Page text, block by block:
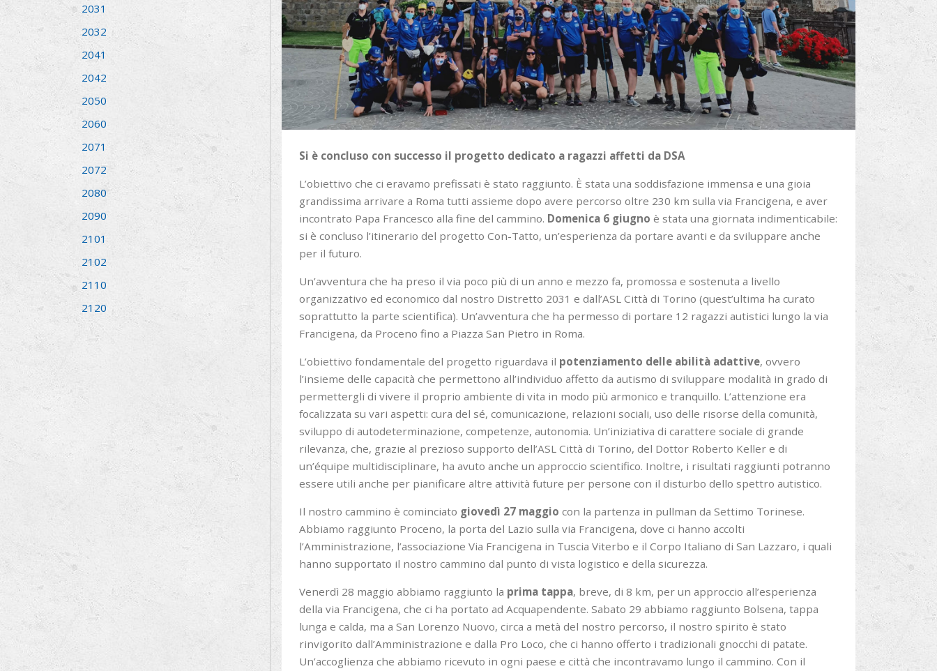
2031
2032
2041
2042
2050
2060
2071
2072
2080
2090
2101
2102
2110
2120
Si è concluso con successo il progetto dedicato a ragazzi affetti da DSA
L’obiettivo che ci eravamo prefissati è stato raggiunto. È stata una soddisfazione immensa e una gioia
grandissima arrivare a Roma tutti assieme dopo avere percorso oltre 230 km sulla via Francigena, e aver
incontrato Papa Francesco alla fine del cammino. Domenica 6 giugno è stata una giornata indimenticabile:
si è concluso l’itinerario del progetto Con-Tatto, un’esperienza da portare avanti e da sviluppare anche
per il futuro.
Un’avventura che ha preso il via poco più di un anno e mezzo fa, promossa e sostenuta a livello
organizzativo ed economico dal nostro Distretto 2031 e dall’ASL Città di Torino (quest’ultima ha curato
soprattutto la parte scientifica). Un’avventura che ha permesso di portare 12 ragazzi autistici lungo la via
Francigena, da Proceno fino a Piazza San Pietro in Roma.
L’obiettivo fondamentale del progetto riguardava il potenziamento delle abilità adattive, ovvero
l’insieme delle capacità che permettono all’individuo affetto da autismo di sviluppare modalità in grado di
permettergli di vivere il proprio ambiente di vita in modo più armonico e tranquillo. L’attenzione era
focalizzata su vari aspetti: cura del sé, comunicazione, relazioni sociali, uso delle risorse della comunità,
sviluppo di autodeterminazione, competenze, autonomia. Un’iniziativa di carattere sociale di grande
rilevanza, che, grazie al prezioso supporto dell’ASL Città di Torino, del Dottor Roberto Keller e di
un’équipe multidisciplinare, ha avuto anche un approccio scientifico. Inoltre, i risultati raggiunti potranno
essere utili anche per pianificare altre attività future per persone con il disturbo dello spettro autistico.
Il nostro cammino è cominciato giovedì 27 maggio con la partenza in pullman da Settimo Torinese.
Abbiamo raggiunto Proceno, la porta del Lazio sulla via Francigena, dove ci hanno accolti
l’Amministrazione, l’associazione Via Francigena in Tuscia Viterbo e il Corpo Italiano di San Lazzaro, i quali
hanno supportato il nostro cammino dal punto di vista logistico e della sicurezza.
Venerdì 28 maggio abbiamo raggiunto la prima tappa, breve, di 8 km, per un approccio all’esperienza
della via Francigena, che ci ha portato ad Acquapendente. Sabato 29 abbiamo raggiunto Bolsena, tappa
lunga e calda, ma a San Lorenzo Nuovo, circa a metà del nostro percorso, il nostro spirito è stato
rinvigorito dall’Amministrazione e dalla Pro Loco, che ci hanno offerto i tradizionali gnocchi di patate.
Un’accoglienza che abbiamo ricevuto in ogni paese e città che incontravamo lungo il cammino. Con il